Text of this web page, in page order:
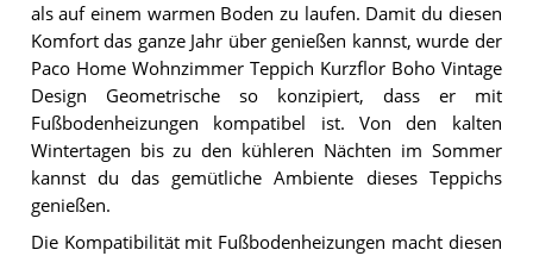
als auf einem warmen Boden zu laufen. Damit du diesen
Komfort das ganze Jahr über genießen kannst, wurde der
Paco Home Wohnzimmer Teppich Kurzflor Boho Vintage
Design Geometrische so konzipiert, dass er mit
Fußbodenheizungen kompatibel ist. Von den kalten
Wintertagen bis zu den kühleren Nächten im Sommer
kannst du das gemütliche Ambiente dieses Teppichs
genießen.
Die Kompatibilität mit Fußbodenheizungen macht diesen